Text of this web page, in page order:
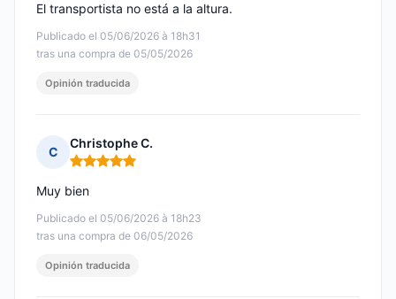
Publicado el 05/06/2026 à 18h31
tras una compra de 05/05/2026
El transportista no está a la altura.
Opinión traducida
C
Christophe C.
Nota: 5 de 5
Publicado el 05/06/2026 à 18h23
tras una compra de 06/05/2026
Muy bien
Opinión traducida